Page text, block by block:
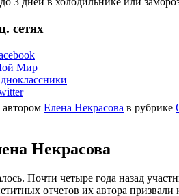
сетях
Елена Некрасова в рубрике
Некрасова
Почти четыре года назад
отчетов их автора